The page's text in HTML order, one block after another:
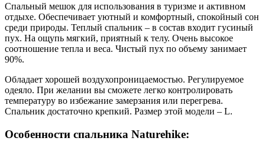
Спальный мешок для использования в туризме и активном
отдыхе. Обеспечивает уютный и комфортный, спокойный сон
среди природы. Теплый спальник – в состав входит гусиный
пух. На ощупь мягкий, приятный к телу. Очень высокое
соотношение тепла и веса. Чистый пух по объему занимает
90%.
Обладает хорошей воздухопроницаемостью. Регулируемое
одеяло. При желании вы сможете легко контролировать
температуру во избежание замерзания или перегрева.
Спальник достаточно крепкий. Размер этой модели – L.
Особенности спальника Naturehike: